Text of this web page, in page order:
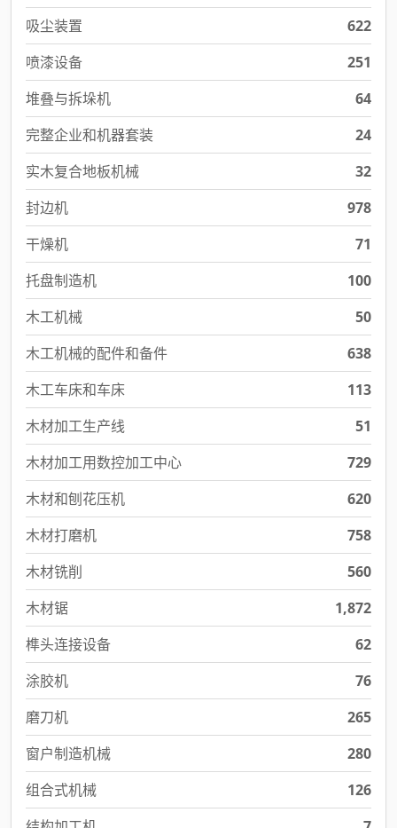
吸尘装置
622
喷漆设备
251
堆叠与拆垛机
64
完整企业和机器套装
24
实木复合地板机械
32
封边机
978
干燥机
71
托盘制造机
100
木工机械
50
木工机械的配件和备件
638
木工车床和车床
113
木材加工生产线
51
木材加工用数控加工中心
729
木材和刨花压机
620
木材打磨机
758
木材铣削
560
木材锯
1,872
榫头连接设备
62
涂胶机
76
磨刀机
265
窗户制造机械
280
组合式机械
126